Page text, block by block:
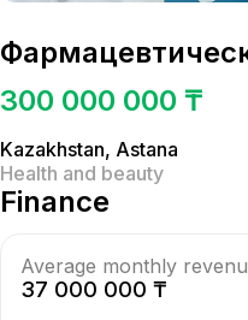
300 000 000 ₸
Kazakhstan, Astana
Health and beauty
Finance
Average monthly
37 000 000 ₸